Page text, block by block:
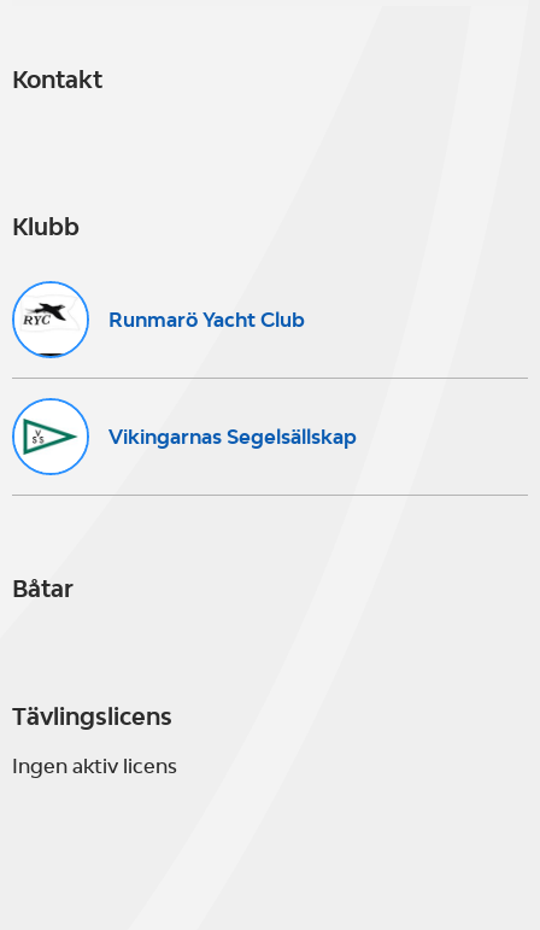
Kontakt
Klubb
Runmarö Yacht Club
Vikingarnas Segelsällskap
Båtar
Tävlingslicens
Ingen aktiv licens